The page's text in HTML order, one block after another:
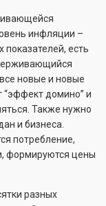
инфляции –
есть
новые и новые
“эффект домино” и
Также нужно
и бизнеса.
потребление,
формируются цены
разных